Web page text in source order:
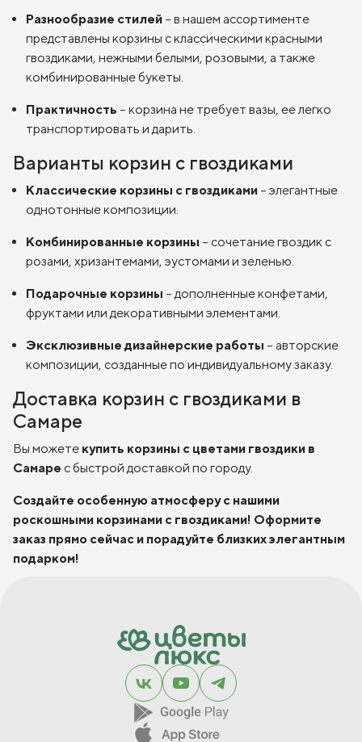
Разнообразие стилей – в нашем ассортименте
представлены корзины с классическими красными
гвоздиками, нежными белыми, розовыми, а также
комбинированные букеты.
Практичность – корзина не требует вазы, ее легко
транспортировать и дарить.
Варианты корзин с гвоздиками
Классические корзины с гвоздиками – элегантные
однотонные композиции.
Комбинированные корзины – сочетание гвоздик с
розами, хризантемами, эустомами и зеленью.
Подарочные корзины – дополненные конфетами,
фруктами или декоративными элементами.
Эксклюзивные дизайнерские работы – авторские
композиции, созданные по индивидуальному заказу.
Доставка корзин с гвоздиками в
Самаре
Вы можете купить корзины с цветами гвоздики в
Самаре с быстрой доставкой по городу.
Создайте особенную атмосферу с нашими
роскошными корзинами с гвоздиками! Оформите
заказ прямо сейчас и порадуйте близких элегантным
подарком!